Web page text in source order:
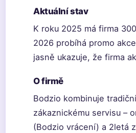
Aktuální stav
K roku 2025 má firma
2026 probíhá promo
jasně ukazuje, že firma
O firmě
Bodzio kombinuje
zákaznickému servisu –
(Bodzio vrácení) a 2letá